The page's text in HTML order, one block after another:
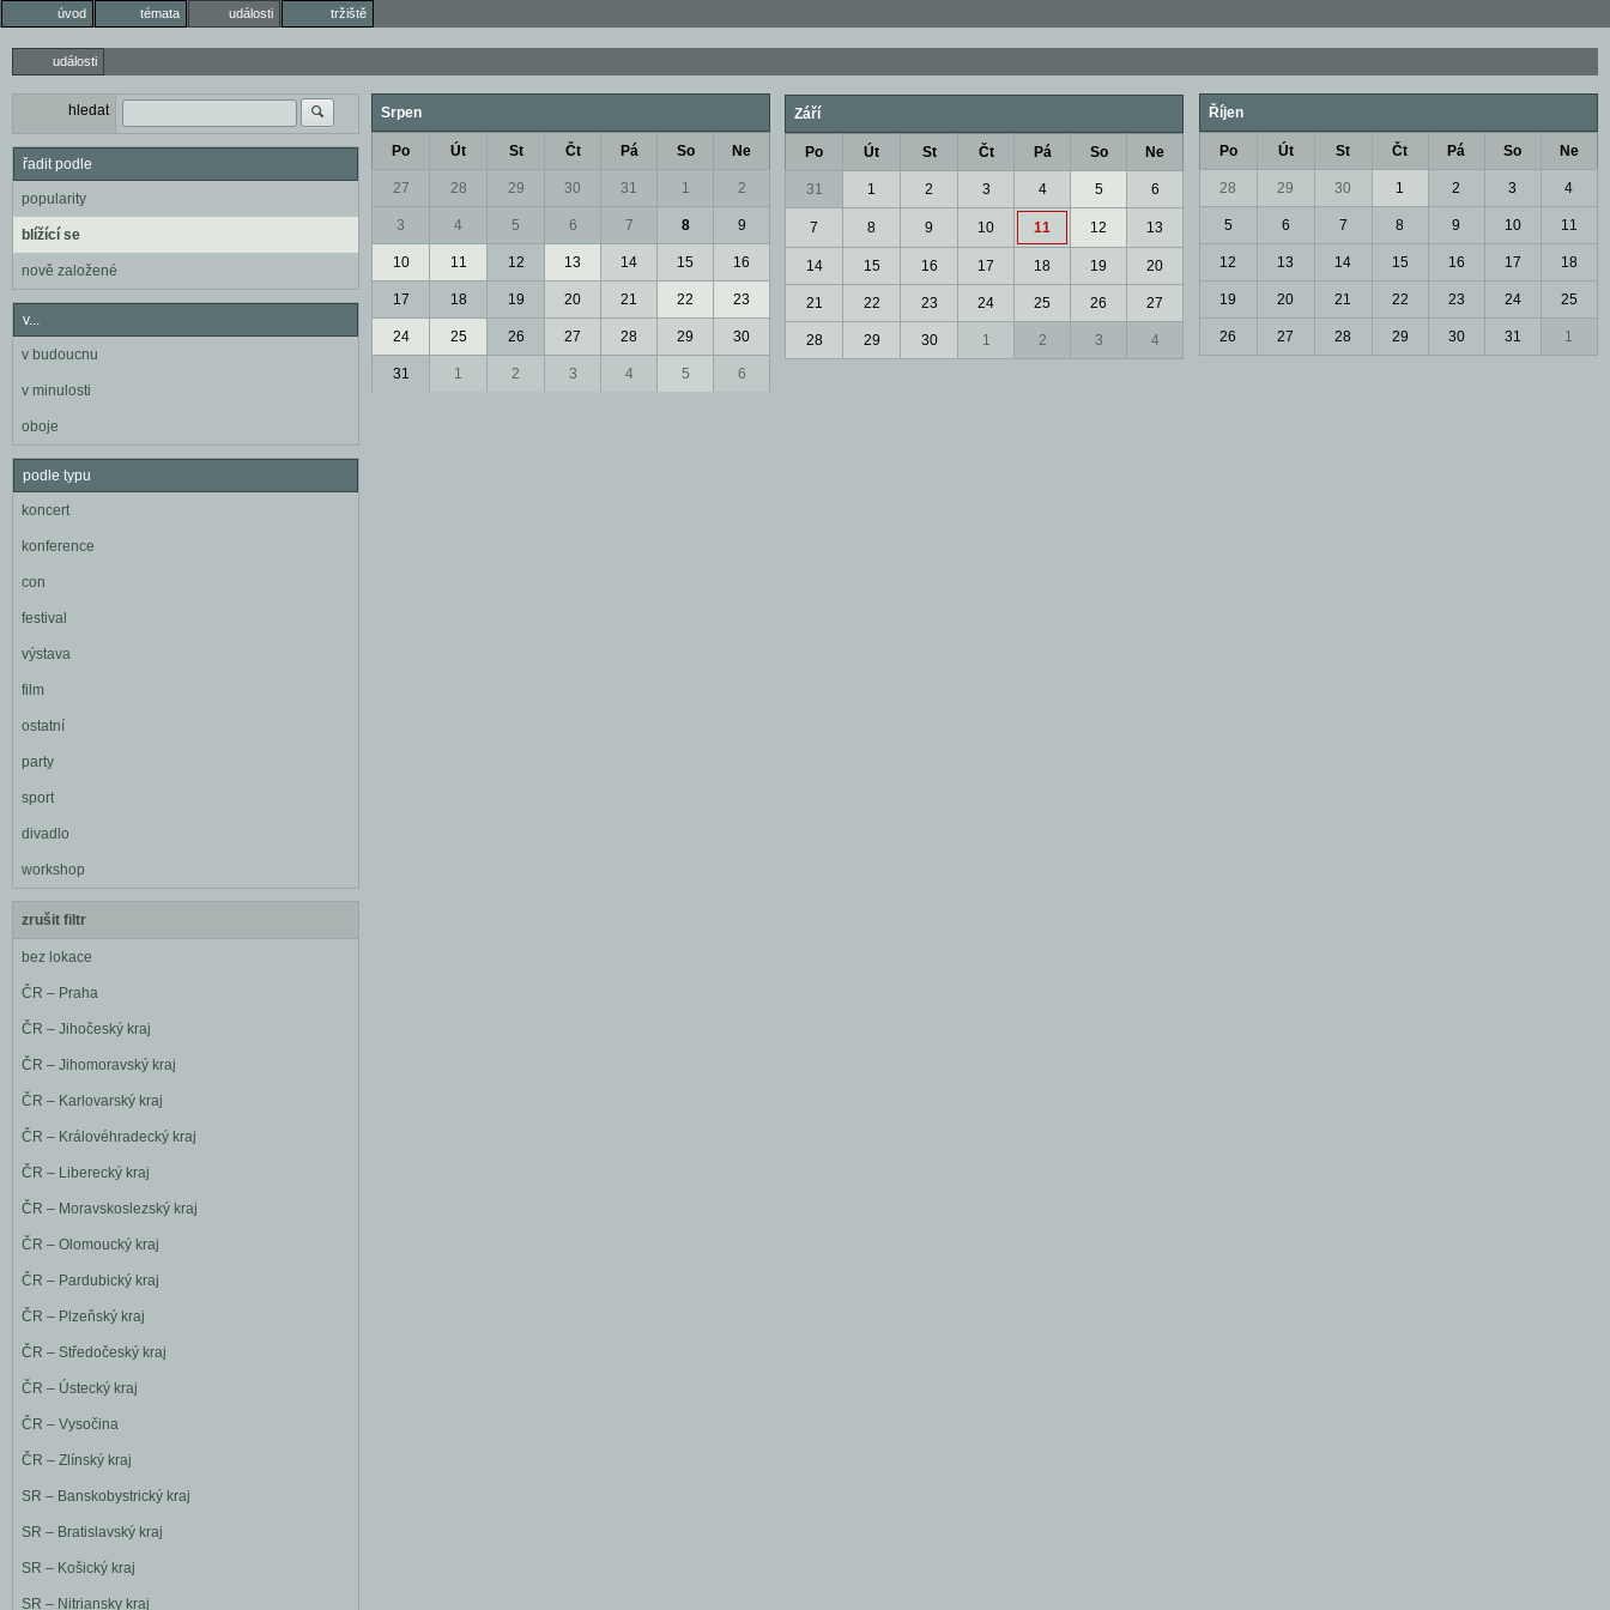
úvod témata události tržiště
události
hledat
řadit podle
popularity
blížící se
nově založené
v...
v budoucnu
v minulosti
oboje
podle typu
koncert
konference
con
festival
výstava
film
ostatní
party
sport
divadlo
workshop
zrušit filtr
bez lokace
ČR – Praha
ČR – Jihočeský kraj
ČR – Jihomoravský kraj
ČR – Karlovarský kraj
ČR – Královéhradecký kraj
ČR – Liberecký kraj
ČR – Moravskoslezský kraj
ČR – Olomoucký kraj
ČR – Pardubický kraj
ČR – Plzeňský kraj
ČR – Středočeský kraj
ČR – Ústecký kraj
ČR – Vysočina
ČR – Zlínský kraj
SR – Banskobystrický kraj
SR – Bratislavský kraj
SR – Košický kraj
SR – Nitriansky kraj
Srpen
Po Út St Čt Pá So Ne
27 28 29 30 31 1 2
3 4 5 6 7 8 9
10 11 12 13 14 15 16
17 18 19 20 21 22 23
24 25 26 27 28 29 30
31 1 2 3 4 5 6
Září
Po Út St Čt Pá So Ne
31 1 2 3 4 5 6
7 8 9 10 11 12 13
14 15 16 17 18 19 20
21 22 23 24 25 26 27
28 29 30 1 2 3 4
Říjen
Po Út St Čt Pá So Ne
28 29 30 1 2 3 4
5 6 7 8 9 10 11
12 13 14 15 16 17 18
19 20 21 22 23 24 25
26 27 28 29 30 31 1